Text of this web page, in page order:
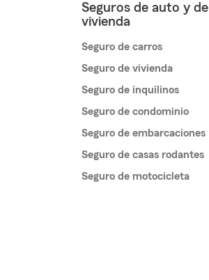
Seguros de auto y de
vivienda
Seguro de carros
Seguro de vivienda
Seguro de inquilinos
Seguro de condominio
Seguro de embarcaciones
Seguro de casas rodantes
Seguro de motocicleta